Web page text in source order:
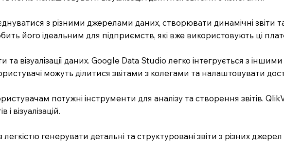
з різними джерелами даних, створювати динамічні звіти
його ідеальним для підприємств, які вже використовують ці
візуалізації даних. Google Data Studio легко інтегрується з
можуть ділитися звітами з колегами та налаштовувати
потужні інструменти для аналізу та створення звітів.
візуалізацій.
генерувати детальні та структуровані звіти з різних